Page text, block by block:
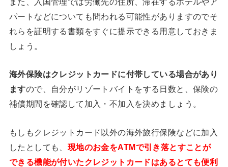
パートなどについても問われる可能性がありますのでそ
れらを証明する書類をすぐに提示できる用意しておきま
しょう。
海外保険はクレジットカードに付帯している場合があり
ますので、自分がリゾートバイトをする日数と、保険の
補償期間を確認して加入・不加入を決めましょう。
もしもクレジットカード以外の海外旅行保険などに加入
したとしても、 現地のお金をATMで引き落とすことが
できる機能が付いたクレジットカードはあるとても便利